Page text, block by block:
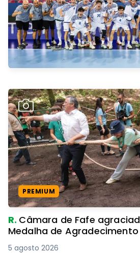
PREMIUM
R. Câmara de Fafe agraciada
Medalha de Agradecimento
5 agosto 2026